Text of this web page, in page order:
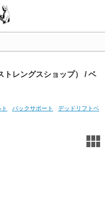
レングスショップ） /ベ
バックサポート
デッドリフトベ